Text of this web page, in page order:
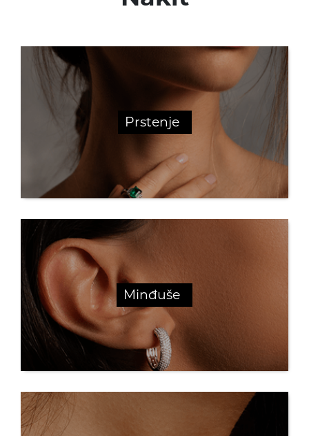
Kinetik
Nasleđe
Koreni
Dečije ogrlice
Poklon za krštenje
Poklon za sve prilike
Prstenje
Minđuše